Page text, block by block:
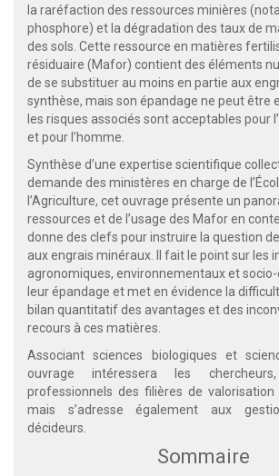
la raréfaction des ressources minières
phosphore) et la dégradation des taux de
des sols. Cette ressource en matières
résiduaire (Mafor) contient des éléments
de se substituer au moins en partie aux
synthèse, mais son épandage ne peut être
les risques associés sont acceptables pour
et pour l’homme.
Synthèse d’une expertise scientifique
demande des ministères en charge de
l’Agriculture, cet ouvrage présente un
ressources et de l’usage des Mafor en
donne des clefs pour instruire la question
aux engrais minéraux. Il fait le point sur les
agronomiques, environnementaux et
leur épandage et met en évidence la
bilan quantitatif des avantages et des
recours à ces matières.
Associant sciences biologiques et
ouvrage intéressera les
professionnels des filières de
mais s’adresse également aux
décideurs.
Sommaire